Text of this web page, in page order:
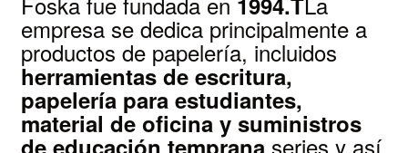
empresa se dedica principalmente a
productos de papelería, incluidos
herramientas de escritura,
papelería para estudiantes,
material de oficina y suministros
de educación temprana series y así